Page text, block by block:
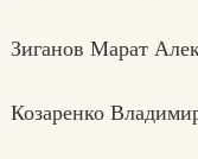
Зиганов Марат
Козаренко